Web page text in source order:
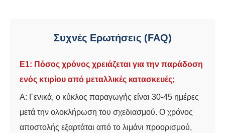
Συχνές Ερωτήσεις (FAQ)
Ε1: Πόσος χρόνος χρειάζεται για την παράδοση
ενός κτιρίου από μεταλλικές κατασκευές;
Α: Γενικά, ο κύκλος παραγωγής είναι 30-45 ημέρες
μετά την ολοκλήρωση του σχεδιασμού. Ο χρόνος
αποστολής εξαρτάται από το λιμάνι προορισμού,